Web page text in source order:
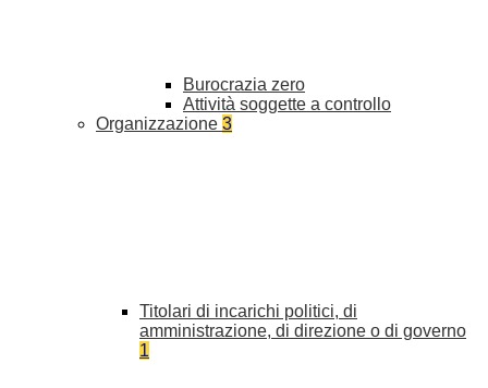
Burocrazia zero
Attività soggette a controllo
Organizzazione 3
Titolari di incarichi politici, di
amministrazione, di direzione o di governo
1